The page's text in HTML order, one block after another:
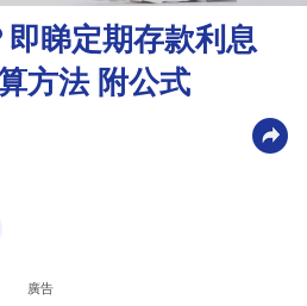
睇定期存款利息
方法 附公式
廣告